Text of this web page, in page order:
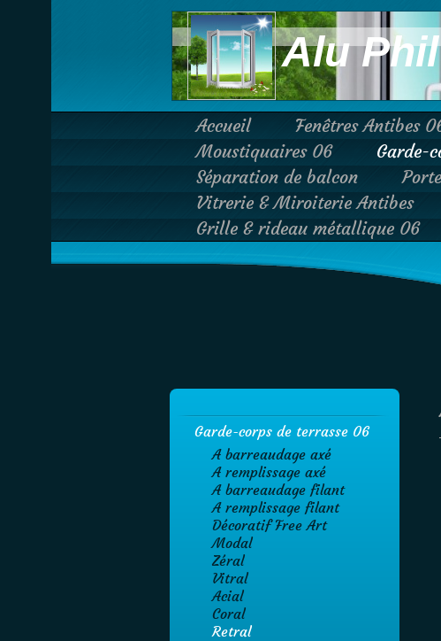
Alu
Accueil Fenêtres Antibes
Moustiquaires 06
Garde-
Séparation de balcon
Vitrerie & Miroiterie Antibes
Grille & rideau métallique 06
Garde-corps de terrasse 06
A barreaudage axé
A remplissage axé
A barreaudage filant
A remplissage filant
Décoratif Free Art
Modal
Zéral
Vitral
Acial
Coral
Retral